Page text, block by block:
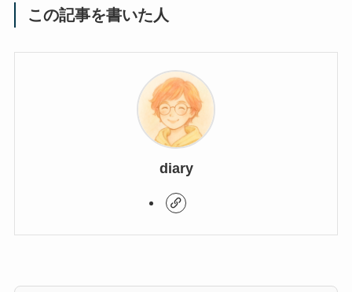
この記事を書いた人
diary